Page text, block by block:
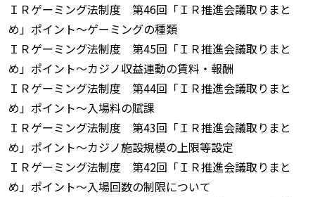
ＩＲゲーミング法制度 第46回「ＩＲ推進会議取りまと
め」ポイント〜ゲーミングの種類
ＩＲゲーミング法制度 第45回「ＩＲ推進会議取りまと
め」ポイント〜カジノ収益連動の賃料・報酬
ＩＲゲーミング法制度 第44回「ＩＲ推進会議取りまと
め」ポイント〜入場料の賦課
ＩＲゲーミング法制度 第43回「ＩＲ推進会議取りまと
め」ポイント〜カジノ施設規模の上限等設定
ＩＲゲーミング法制度 第42回「ＩＲ推進会議取りまと
め」ポイント〜入場回数の制限について